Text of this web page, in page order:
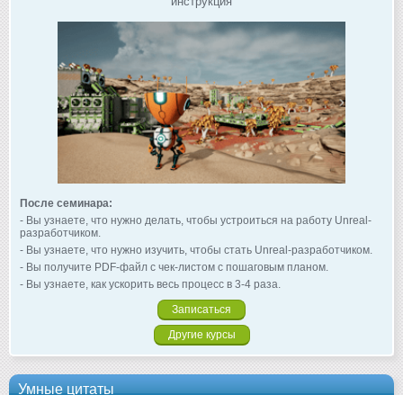
После семинара:
- Вы узнаете, что нужно делать, чтобы устроиться на работу Unreal-
разработчиком.
- Вы узнаете, что нужно изучить, чтобы стать Unreal-разработчиком.
- Вы получите PDF-файл с чек-листом с пошаговым планом.
- Вы узнаете, как ускорить весь процесс в 3-4 раза.
Записаться
Другие курсы
Умные цитаты